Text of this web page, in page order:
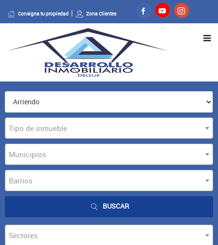
Consigna tu propiedad Zona Clientes
Tipo de inmueble
Municipios
Barrios
BUSCAR
Sectores